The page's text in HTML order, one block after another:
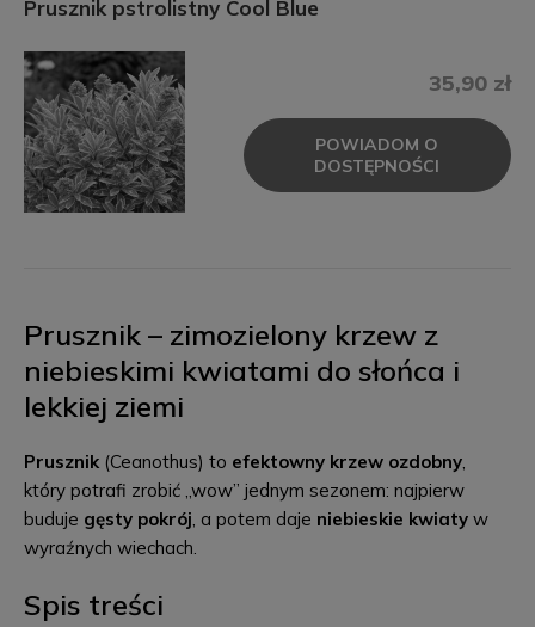
Prusznik pstrolistny Cool Blue
35,90 zł
POWIADOM O
DOSTĘPNOŚCI
Prusznik – zimozielony krzew z
niebieskimi kwiatami do słońca i
lekkiej ziemi
Prusznik (Ceanothus) to efektowny krzew ozdobny,
który potrafi zrobić „wow” jednym sezonem: najpierw
buduje gęsty pokrój, a potem daje niebieskie kwiaty w
wyraźnych wiechach.
Spis treści